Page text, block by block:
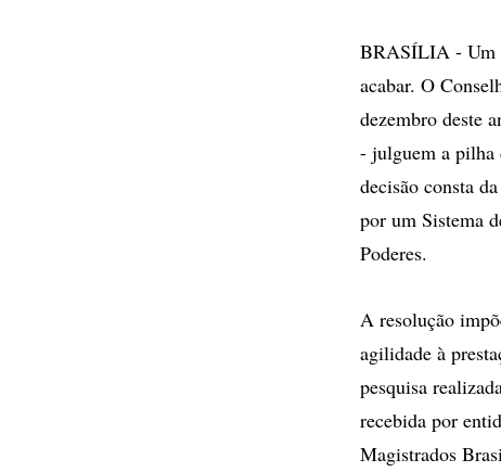
BRASÍLIA - Um
acabar. O
dezembro deste
- julguem a pilha
decisão consta
por um Sistema
Poderes.
A resolução
agilidade à
pesquisa
recebida por
Magistrados